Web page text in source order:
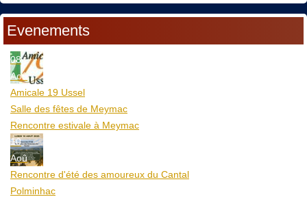
Evenements
08
Aoû
Amicale 19 Ussel
Salle des fêtes de Meymac
Rencontre estivale à Meymac
10
Aoû
Rencontre d'été des amoureux du Cantal
Polminhac